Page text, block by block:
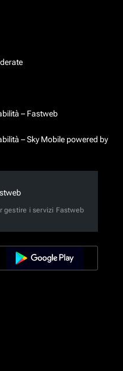
– Fastweb
– Sky Mobile powered by
gestire i servizi Fastweb